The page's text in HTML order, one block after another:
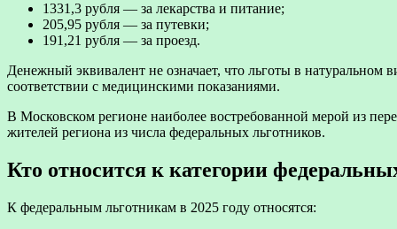
1331,3 рубля — за лекарства и питание;
205,95 рубля — за путевки;
191,21 рубля — за проезд.
Денежный эквивалент не означает, что льготы в
соответствии с медицинскими показаниями.
В Московском регионе наиболее востребованной мерой из
жителей региона из числа федеральных льготников.
Кто относится к категории
К федеральным льготникам в 2025 году относятся: